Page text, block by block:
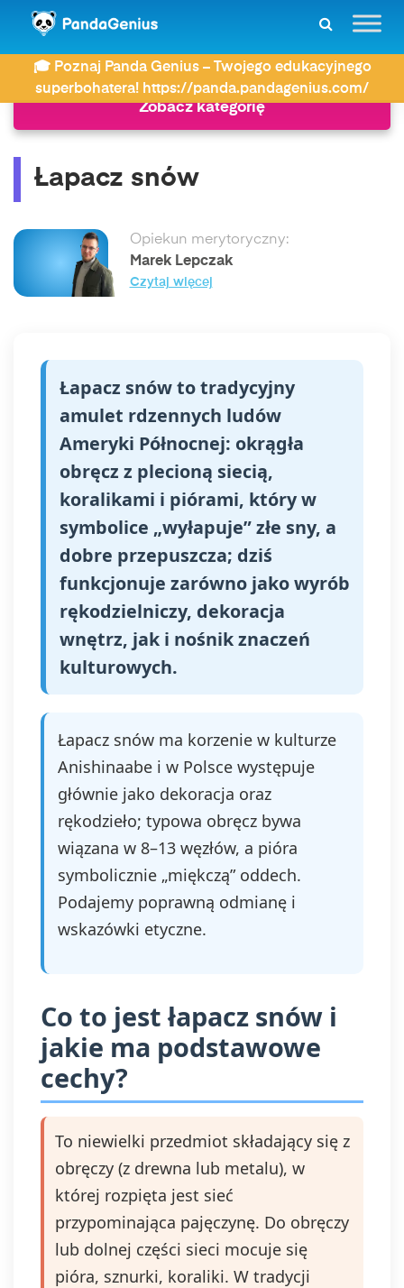
🎓 Poznaj Panda Genius – Twojego edukacyjnego
superbohatera! https://panda.pandagenius.com/
ZDAY Słownik Łapacz snów
Zobacz kategorię
Łapacz snów
Opiekun merytoryczny:
Marek Lepczak
Czytaj więcej
Łapacz snów to tradycyjny
amulet rdzennych ludów
Ameryki Północnej: okrągła
obręcz z plecioną siecią,
koralikami i piórami, który w
symbolice „wyłapuje” złe sny, a
dobre przepuszcza; dziś
funkcjonuje zarówno jako wyrób
rękodzielniczy, dekoracja
wnętrz, jak i nośnik znaczeń
kulturowych.
Łapacz snów ma korzenie w kulturze
Anishinaabe i w Polsce występuje
głównie jako dekoracja oraz
rękodzieło; typowa obręcz bywa
wiązana w 8–13 węzłów, a pióra
symbolicznie „miękczą” oddech.
Podajemy poprawną odmianę i
wskazówki etyczne.
Co to jest łapacz snów i
jakie ma podstawowe
cechy?
To niewielki przedmiot składający się z
obręczy (z drewna lub metalu), w
której rozpięta jest sieć
przypominająca pajęczynę. Do obręczy
lub dolnej części sieci mocuje się
pióra, sznurki, koraliki. W tradycji